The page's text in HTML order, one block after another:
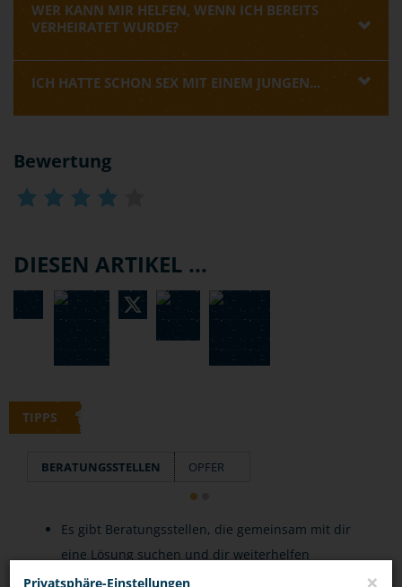
WER KANN MIR HELFEN, WENN ICH BEREITS
VERHEIRATET WURDE?
ICH HATTE SCHON SEX MIT EINEM JUNGEN...
Bewertung
DIESEN ARTIKEL ...
TIPPS
BERATUNGSSTELLEN OPFER
Es gibt Beratungsstellen, die gemeinsam mit dir
eine Lösung suchen und dir weiterhelfen
können.
Privatsphäre-Einstellungen